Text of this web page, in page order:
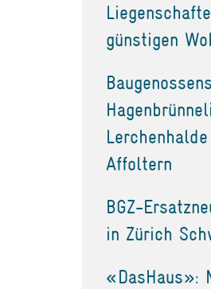
günstigen
Affoltern
BGZ-
in Zürich
«DasHaus»: